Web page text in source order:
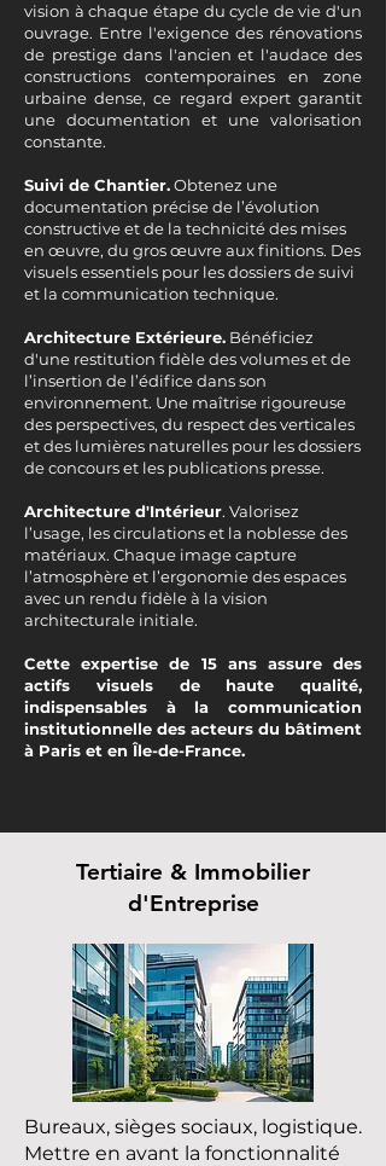
vision à chaque étape du cycle de vie d'un
ouvrage. Entre l'exigence des rénovations
de prestige dans l'ancien et l'audace des
constructions contemporaines en zone
urbaine dense, ce regard expert garantit
une documentation et une valorisation
constante.
Suivi de Chantier.Obtenez une
documentation précise de l’évolution
constructive et de la technicité des mises
en œuvre, du gros œuvre aux finitions. Des
visuels essentiels pour les dossiers de suivi
et la communication technique.
Architecture Extérieure. Bénéficiez
d'une restitution fidèle des volumes et de
l’insertion de l’édifice dans son
environnement. Une maîtrise rigoureuse
des perspectives, du respect des verticales
et des lumières naturelles pour les dossiers
de concours et les publications presse.
Architecture d'Intérieur. Valorisez
l’usage, les circulations et la noblesse des
matériaux. Chaque image capture
l’atmosphère et l’ergonomie des espaces
avec un rendu fidèle à la vision
architecturale initiale.
Cette expertise de 15 ans assure des
actifs visuels de haute qualité,
indispensables à la communication
institutionnelle des acteurs du bâtiment
à Paris et en Île-de-France.
Tertiaire & Immobilier
d'Entreprise
Bureaux, sièges sociaux, logistique.
Mettre en avant la fonctionnalité